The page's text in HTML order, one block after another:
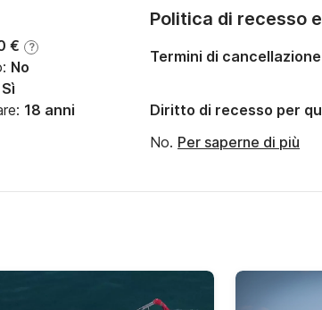
€ ?
No
Sì
18 anni
Politica di recesso
Termini di cancellazione
Diritto di recesso per
No. Per saperne di più